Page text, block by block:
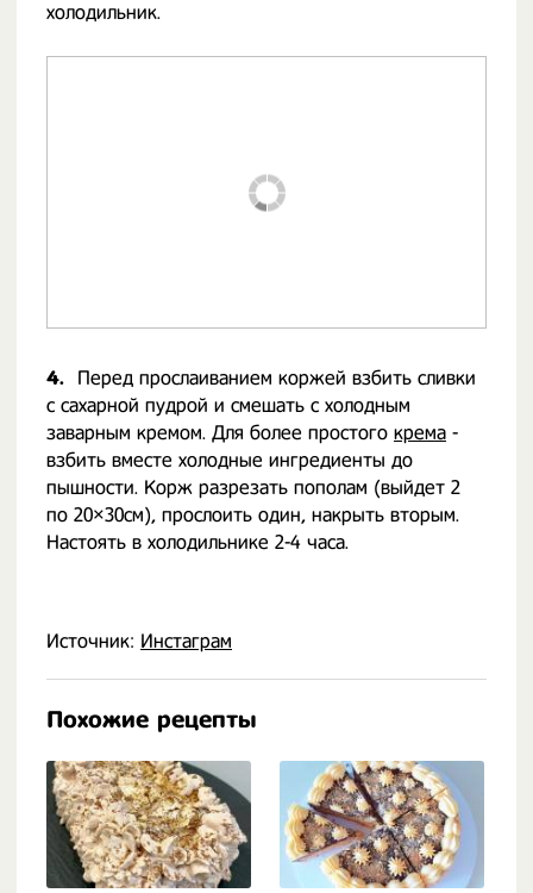
холодильник.
4.
Перед прослаиванием коржей взбить сливки
с сахарной пудрой и смешать с холодным
заварным кремом. Для более простого крема -
взбить вместе холодные ингредиенты до
пышности. Корж разрезать пополам (выйдет 2
по 20×30см), прослоить один, накрыть вторым.
Настоять в холодильнике 2-4 часа.
Источник: Инстаграм
Похожие рецепты